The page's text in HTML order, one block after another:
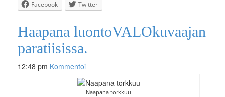
Facebook Twitter
Haapana luontoVALOkuvaajan
paratiisissa.
12:48 pm Kommentoi
Naapana torkkuu